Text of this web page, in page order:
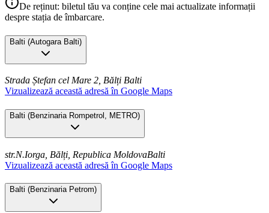
De reținut: biletul tău va conține cele mai actualizate informații
despre stația de îmbarcare.
Balti (Autogara Balti)
Strada Ștefan cel Mare 2, Bălți Balti
Vizualizează această adresă în Google Maps
Balti (Benzinaria Rompetrol, METRO)
str.N.Iorga, Bălți, Republica MoldovaBalti
Vizualizează această adresă în Google Maps
Balti (Benzinaria Petrom)